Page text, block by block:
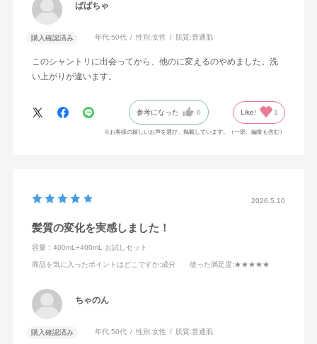
ばばちゃ
購入確認済み 年代:50代 性別:女性 肌質:普通肌
このシャントリに出会ってから、他のに変えるのやめました。洗
い上がりが違います。
参考になった 0 Like! 1
※お客様の嬉しいお声を選び、掲載しています。（一部、編集も含む）
2026.5.10
髪質の変化を実感しました！
容量：400mL+400mL お試しセット
商品を気に入ったポイントはどこですか:成分 使った満足度:★★★★★
ちゃのん
購入確認済み 年代:50代 性別:女性 肌質:普通肌